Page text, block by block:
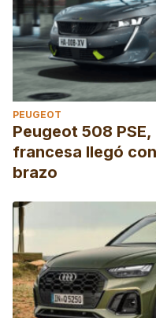
PEUGEOT
Peugeot 508
francesa llegó
brazo